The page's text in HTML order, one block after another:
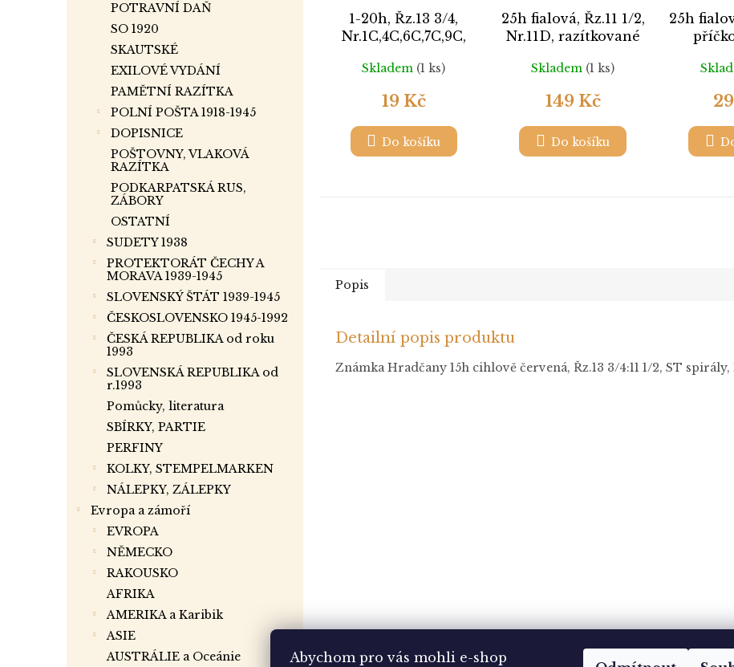
Abychom pro vás mohli e-shop
POTRAVNÍ DAŇ
SO 1920
SKAUTSKÉ
EXILOVÉ VYDÁNÍ
PAMĚTNÍ RAZÍTKA
POLNÍ POŠTA 1918-1945
DOPISNICE
POŠTOVNY, VLAKOVÁ
RAZÍTKA
PODKARPATSKÁ RUS,
ZÁBORY
OSTATNÍ
SUDETY 1938
PROTEKTORÁT ČECHY A
MORAVA 1939-1945
SLOVENSKÝ ŠTÁT 1939-1945
ČESKOSLOVENSKO 1945-1992
ČESKÁ REPUBLIKA od roku
1993
SLOVENSKÁ REPUBLIKA od
r.1993
Pomůcky, literatura
SBÍRKY, PARTIE
PERFINY
KOLKY, STEMPELMARKEN
NÁLEPKY, ZÁLEPKY
Evropa a zámoří
EVROPA
NĚMECKO
RAKOUSKO
AFRIKA
AMERIKA a Karibik
ASIE
AUSTRÁLIE a Oceánie
1-20h, Řz.13 3/4,
Nr.1C,4C,6C,7C,9C,
Skladem (1 ks)
19 Kč
Do košíku
25h fialová, Řz.11 1/2,
Nr.11D, razítkované
Skladem (1 ks)
149 Kč
Do košíku
25h
Popis
Detailní popis produktu
Známka Hradčany 15h cihlově červená, Řz.13 3/4:11 1/2, ST